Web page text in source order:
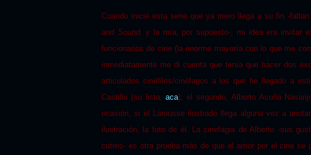
Cuando inicié esta serie que ya mero llega a su fin -
and Sound, y la mía, por supuesto-, mi idea era invitar
funcionarios de cine (la enorme mayoría con lo que me
inmediatamente me di cuenta que tenía que hacer dos
articulados cinéfilos/cinéfagos a los que he llegado a
Castillo (su lista,aca); el segundo, Alberto Acuña
ocasión, si el Larousse ilustrado llega alguna vez a
ilustración, la foto de él. La cinefagia de Alberto -sus
cutres- es otra prueba más de que el amor por el cine